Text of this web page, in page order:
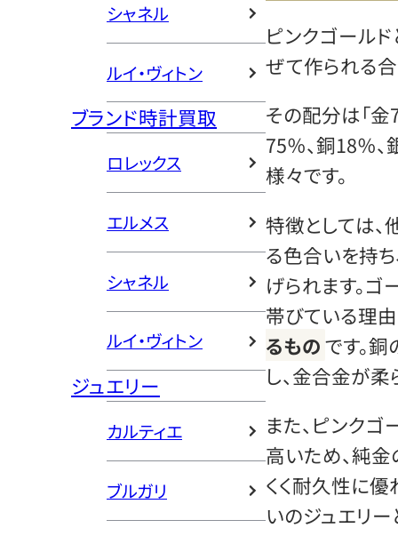
シャネル
ルイ・ヴィトン
ブランド時計買取
ロレックス
エルメス
シャネル
ルイ・ヴィトン
ジュエリー
カルティエ
ブルガリ
ピンクゴール
ぜて作られる合
その配分は「金
75％、銅18％、
様々です。
特徴としては
る色合いを持
げられます。
帯びている理由
るものです。
し、金合金が柔
また、ピンク
高いため、純
くく耐久性に優
いのジュエリー